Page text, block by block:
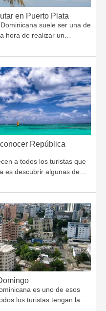
en Puerto Plata
suele ser una de
hora de realizar un…
República
a todos los turistas que
es descubrir algunas de…
es uno de esos
los turistas tengan la…